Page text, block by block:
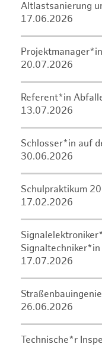
Altlastsanierung
17.06.2026
20.07.2026
Referent*in
13.07.2026
Schlosser*in auf
30.06.2026
Schulpraktikum
17.02.2026
Signaltechniker*in
17.07.2026
26.06.2026
Technische*r